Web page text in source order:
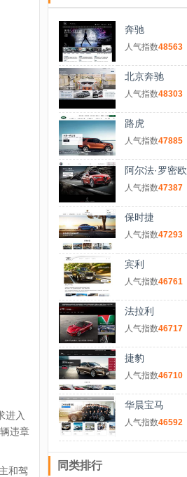
进入
违章
和驾
奔驰
人气指数48563
北京奔驰
人气指数48303
路虎
人气指数47885
阿尔法·罗密欧
人气指数47387
保时捷
人气指数47293
宾利
人气指数46761
法拉利
人气指数46717
捷豹
人气指数46710
华晨宝马
人气指数46592
同类排行